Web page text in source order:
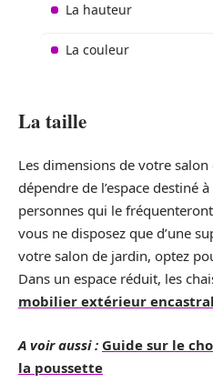
La hauteur
La couleur
La taille
Les dimensions de votre
dépendre de l’espace destiné
personnes qui le
vous ne disposez que d’une
votre salon de jardin, optez
Dans un espace réduit, les
mobilier extérieur
A voir aussi : Guide sur le
la poussette